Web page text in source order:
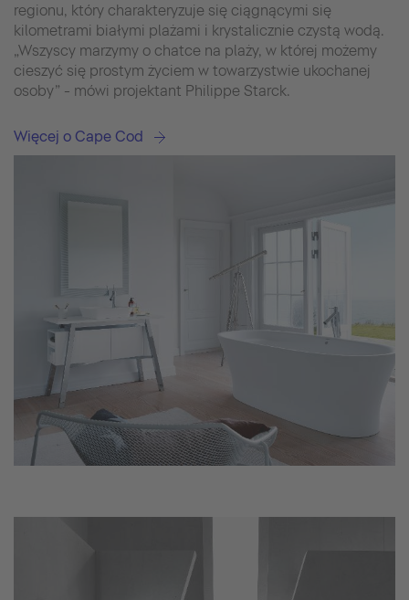
regionu, który charakteryzuje się ciągnącymi się
kilometrami białymi plażami i krystalicznie czystą wodą.
„Wszyscy marzymy o chatce na plaży, w której możemy
cieszyć się prostym życiem w towarzystwie ukochanej
osoby” - mówi projektant Philippe Starck.
Więcej o Cape Cod